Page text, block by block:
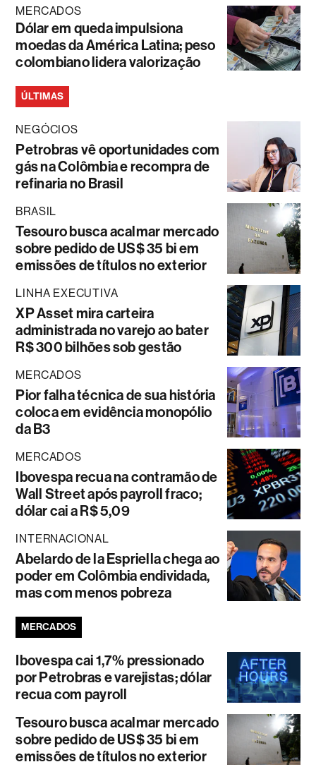
MERCADOS
Dólar em queda impulsiona
moedas da América Latina; peso
colombiano lidera valorização
ÚLTIMAS
NEGÓCIOS
Petrobras vê oportunidades com
gás na Colômbia e recompra de
refinaria no Brasil
BRASIL
Tesouro busca acalmar mercado
sobre pedido de US$ 35 bi em
emissões de títulos no exterior
LINHA EXECUTIVA
XP Asset mira carteira
administrada no varejo ao bater
R$ 300 bilhões sob gestão
MERCADOS
Pior falha técnica de sua história
coloca em evidência monopólio
da B3
MERCADOS
Ibovespa recua na contramão de
Wall Street após payroll fraco;
dólar cai a R$ 5,09
INTERNACIONAL
Abelardo de la Espriella chega ao
poder em Colômbia endividada,
mas com menos pobreza
MERCADOS
Ibovespa cai 1,7% pressionado
por Petrobras e varejistas; dólar
recua com payroll
Tesouro busca acalmar mercado
sobre pedido de US$ 35 bi em
emissões de títulos no exterior